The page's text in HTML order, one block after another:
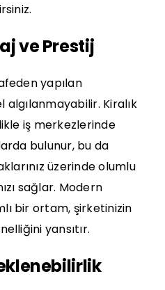
ve Prestij
yapılan
Kiralık
iş merkezlerinde
bulunur, bu da
üzerinde olumlu
sağlar. Modern
bir ortam, şirketinizin
yansıtır.